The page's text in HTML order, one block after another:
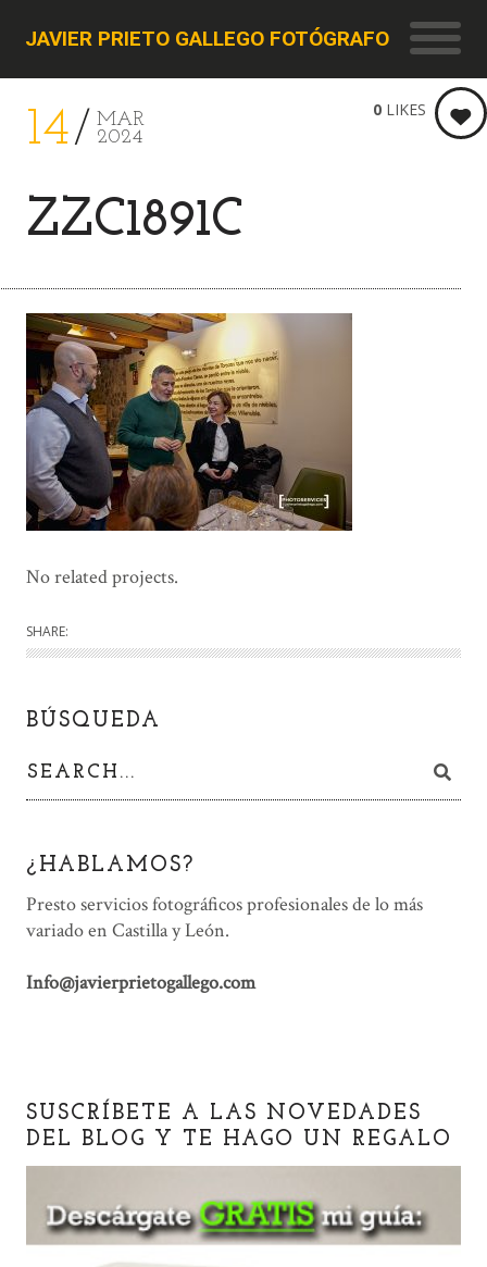
JAVIER PRIETO GALLEGO FOTÓGRAFO
14
MAR
2024
ZZC1891C
0 LIKES
No related projects.
SHARE:
BÚSQUEDA
¿HABLAMOS?
Presto servicios fotográficos profesionales de lo más
variado en Castilla y León.
Info@javierprietogallego.com
SUSCRÍBETE A LAS NOVEDADES
DEL BLOG Y TE HAGO UN REGALO